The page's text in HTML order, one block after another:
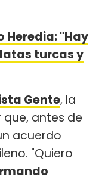
Heredia: "Hay
turcas y
Gente, la
antes de
acuerdo
"Quiero